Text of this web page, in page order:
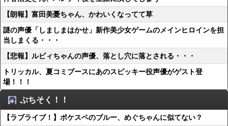
【朗報】富田美憂ちゃん、かわいくなってて草
謎の声優「しましまはかせ」新作美少女ゲームのメインヒロインを担
当しまくる・・・
【悲報】ルビィちゃんの声優、落とし穴に落とされる・・・
トリッカル、夏コミブースにあのスピッキー役声優がゲスト登
場！！！
ぷちそく！！
【ラブライブ！】ポケスペのブルー、めぐちゃんに似てない？